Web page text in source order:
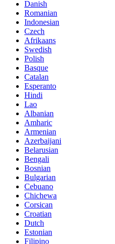
Danish
Romanian
Indonesian
Czech
Afrikaans
Swedish
Polish
Basque
Catalan
Esperanto
Hindi
Lao
Albanian
Amharic
Armenian
Azerbaijani
Belarusian
Bengali
Bosnian
Bulgarian
Cebuano
Chichewa
Corsican
Croatian
Dutch
Estonian
Filipino